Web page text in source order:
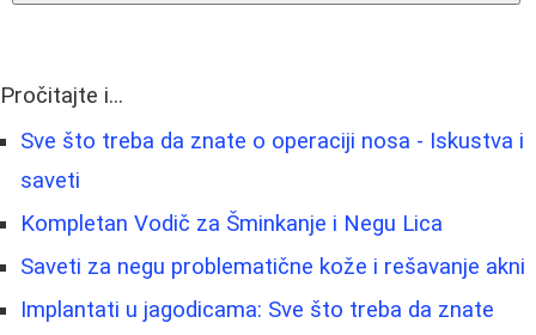
Pročitajte i...
Sve što treba da znate o operaciji nosa - Iskustva i
saveti
Kompletan Vodič za Šminkanje i Negu Lica
Saveti za negu problematične kože i rešavanje akni
Implantati u jagodicama: Sve što treba da znate